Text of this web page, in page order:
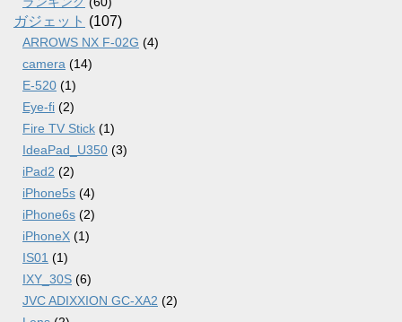
ガジェット (107)
ARROWS NX F-02G (4)
camera (14)
E-520 (1)
Eye-fi (2)
Fire TV Stick (1)
IdeaPad_U350 (3)
iPad2 (2)
iPhone5s (4)
iPhone6s (2)
iPhoneX (1)
IS01 (1)
IXY_30S (6)
JVC ADIXXION GC-XA2 (2)